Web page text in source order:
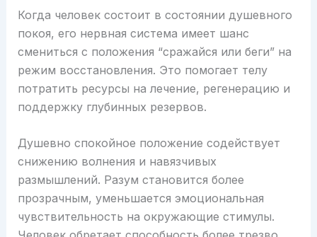
Когда человек состоит в состоянии душевного
покоя, его нервная система имеет шанс
смениться с положения “сражайся или беги” на
режим восстановления. Это помогает телу
потратить ресурсы на лечение, регенерацию и
поддержку глубинных резервов.
Душевно спокойное положение содействует
снижению волнения и навязчивых
размышлений. Разум становится более
прозрачным, уменьшается эмоциональная
чувствительность на окружающие стимулы.